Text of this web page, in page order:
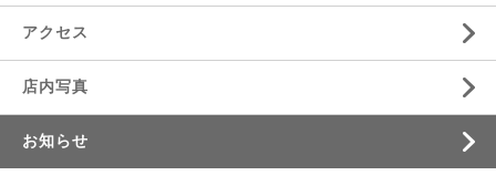
アクセス
店内写真
お知らせ